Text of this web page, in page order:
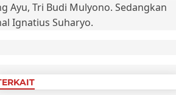
Ayu, Tri Budi Mulyono. Sedangkan
Ignatius Suharyo.